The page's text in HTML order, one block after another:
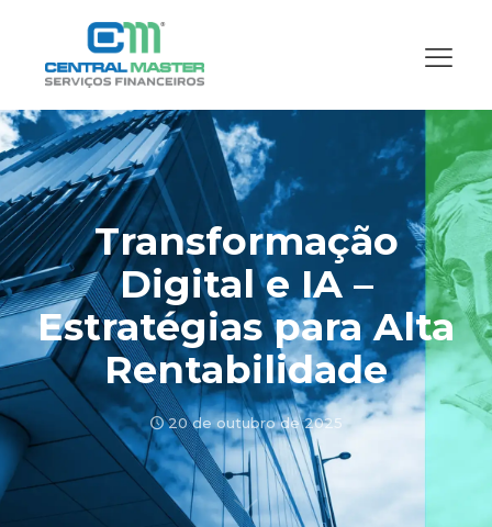
Transformação
Digital e IA –
Estratégias para Alta
Rentabilidade
20 de outubro de 2025